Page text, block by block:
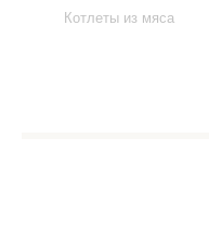
Котлеты из мяса